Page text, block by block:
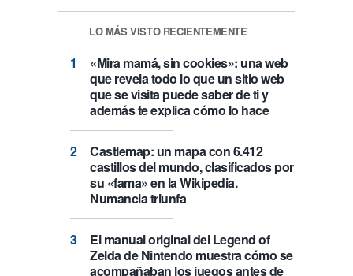
LO MÁS VISTO RECIENTEMENTE
«Mira mamá, sin cookies»: una web
que revela todo lo que un sitio web
que se visita puede saber de ti y
además te explica cómo lo hace
Castlemap: un mapa con 6.412
castillos del mundo, clasificados por
su «fama» en la Wikipedia.
Numancia triunfa
El manual original del Legend of
Zelda de Nintendo muestra cómo se
acompañaban los juegos antes de